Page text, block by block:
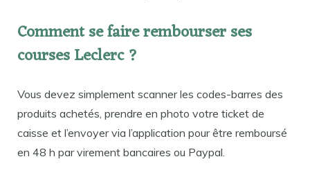
Comment se faire rembourser ses
courses Leclerc ?
Vous devez simplement scanner les codes-barres des
produits achetés, prendre en photo votre ticket de
caisse et l’envoyer via l’application pour être remboursé
en 48 h par virement bancaires ou Paypal.